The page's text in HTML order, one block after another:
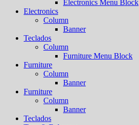
Electronics Menu Block
Electronics
Column
Banner
Teclados
Column
Furniture Menu Block
Furniture
Column
Banner
Furniture
Column
Banner
Teclados